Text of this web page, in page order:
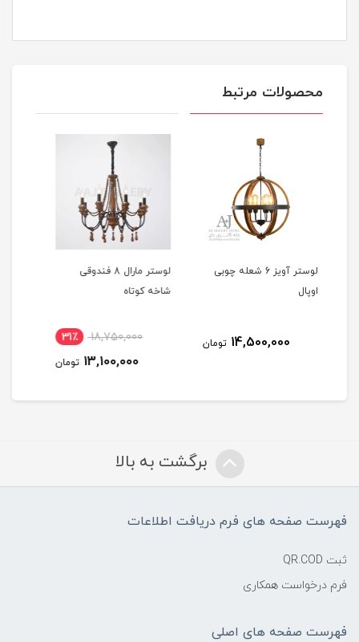
محصولات مرتبط
لوستر مارال 8 فندوقی
شاخه کوتاه
18,750,000 31٪
لوستر 4 شعله NPGl030/4
9,575,000 تومان
برگشت به بالا
فهرست صفحه های فرم دریافت اطلاعات
ثبت QR.COD
فرم درخواست همکاری
فهرست صفحه های اصلی